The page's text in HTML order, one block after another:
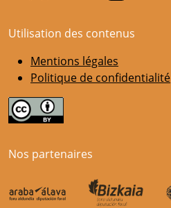
Utilisation des contenus
Mentions légales
Politique de confidentialité
Nos partenaires